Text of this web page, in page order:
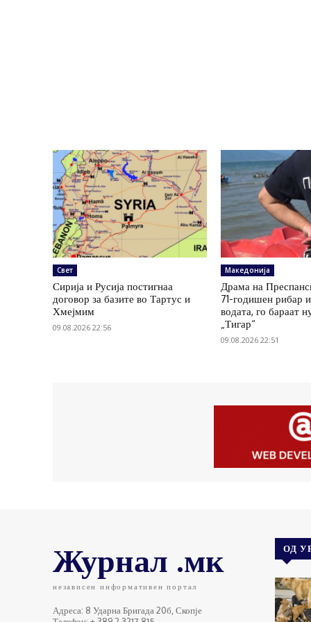
Свет
Сирија и Русија постигнаа
договор за базите во Тартус и
Хмејмим
09.08.2026 22:56
Македонија
Драма на
71-годишен рибар
водата, го бараат
„Тигар“
09.08.2026 22:51
Журнал .мк
независен информативен портал
Адреса: 8 Ударна Бригада 20б, Скопје
ОД